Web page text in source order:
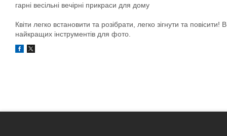
гарні весільні вечірні прикраси для дому
Квіти легко встановити та розібрати, легко зігнути та
найкращих інструментів для фото.